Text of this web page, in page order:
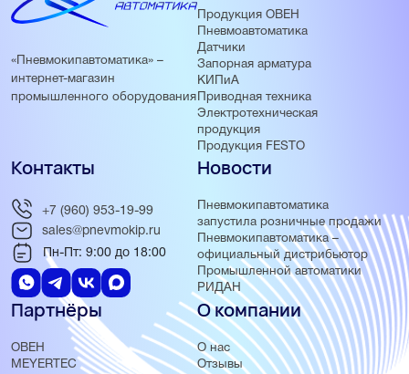
«Пневмокипавтоматика» –
интернет-магазин
промышленного оборудования
Продукция ОВЕН
Пневмоавтоматика
Датчики
Запорная арматура
КИПиА
Приводная техника
Электротехническая
продукция
Продукция FESTO
Новости
Пневмокипавтоматика
запустила розничные продажи
Пневмокипавтоматика –
официальный дистрибьютор
Промышленной автоматики
РИДАН
Партнёры
ОВЕН
MEYERTEC
О компании
О нас
Отзывы
Контакты
+7 (960) 953-19-99
sales@pnevmokip.ru
Пн-Пт: 9:00 до 18:00